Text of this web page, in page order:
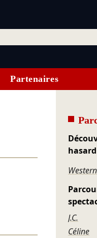
Partenaires
Western
J.C.
Céline